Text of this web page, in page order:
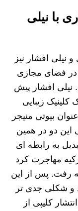
با نیلی
نیلی افشار نیز
فضای مجازی
نیلی افشار پیش
زیبایی
بیوتی منیجر
این دو در همین
به رابطه ای
پویان به ترکیه مهاجرت کرد
رفت. پس از این
و شکلی جدی تر
1398 آن ها با انتشار کلیپی از